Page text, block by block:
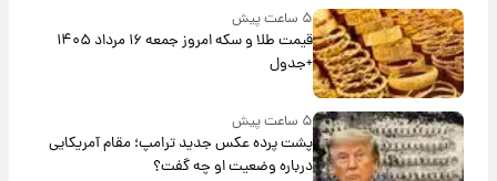
۵ ساعت پیش
قیمت طلا و سکه امروز جمعه ۱۶ مرداد ۱۴۰۵
+جدول
۵ ساعت پیش
پشت پرده عکس جدید ترامپ؛ مقام آمریکایی
درباره وضعیت او چه گفت؟